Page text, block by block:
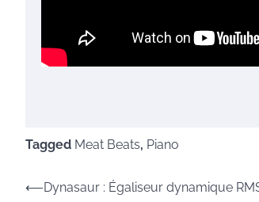
Tagged Meat Beats, Piano
Navigation
⟵Dynasaur : Égaliseur dynamique